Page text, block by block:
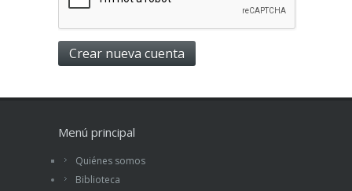
Menú principal
Quiénes somos
Biblioteca